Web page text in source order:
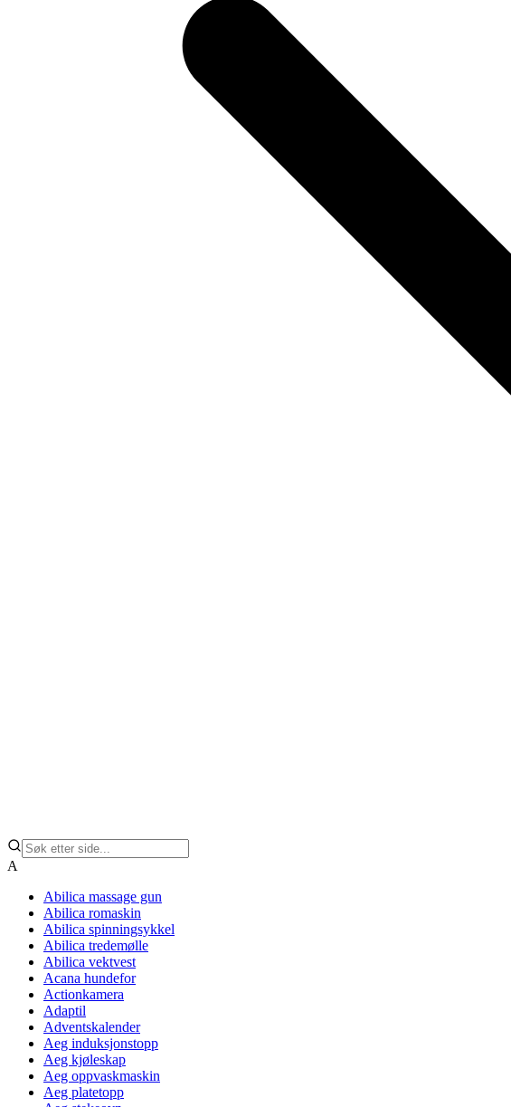
A
Abilica massage gun
Abilica romaskin
Abilica spinningsykkel
Abilica tredemølle
Abilica vektvest
Acana hundefor
Actionkamera
Adaptil
Adventskalender
Aeg induksjonstopp
Aeg kjøleskap
Aeg oppvaskmaskin
Aeg platetopp